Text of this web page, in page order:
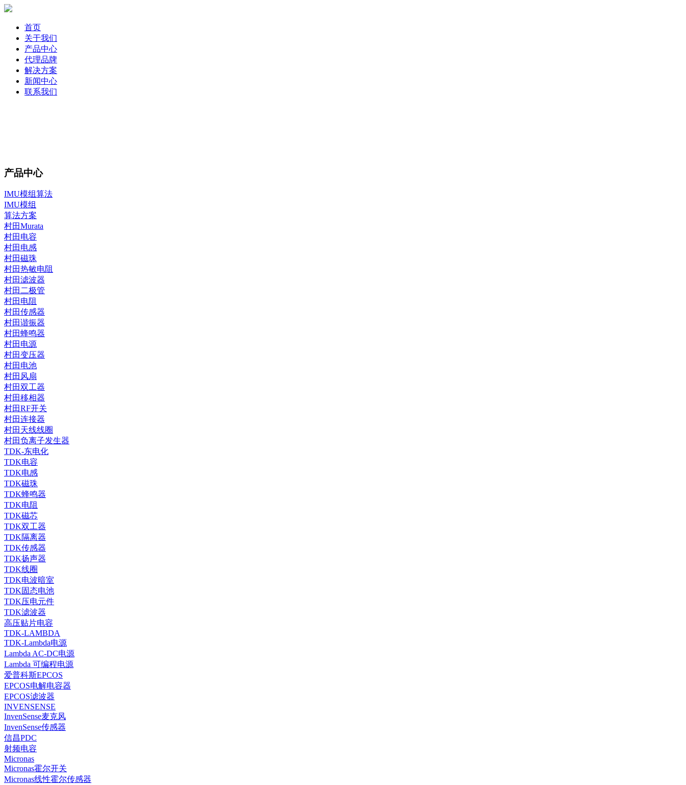
首页
关于我们
产品中心
代理品牌
解决方案
新闻中心
联系我们
产品中心
IMU模组算法
IMU模组
算法方案
村田Murata
村田电容
村田电感
村田磁珠
村田热敏电阻
村田滤波器
村田二极管
村田电阻
村田传感器
村田谐振器
村田蜂鸣器
村田电源
村田变压器
村田电池
村田风扇
村田双工器
村田移相器
村田RF开关
村田连接器
村田天线线圈
村田负离子发生器
TDK-东电化
TDK电容
TDK电感
TDK磁珠
TDK蜂鸣器
TDK电阻
TDK磁芯
TDK双工器
TDK隔离器
TDK传感器
TDK扬声器
TDK线圈
TDK电波暗室
TDK固态电池
TDK压电元件
TDK滤波器
高压贴片电容
TDK-LAMBDA
TDK-Lambda电源
Lambda AC-DC电源
Lambda 可编程电源
爱普科斯EPCOS
EPCOS电解电容器
EPCOS滤波器
INVENSENSE
InvenSense麦克风
InvenSense传感器
信昌PDC
射频电容
Micronas
Micronas霍尔开关
Micronas线性霍尔传感器